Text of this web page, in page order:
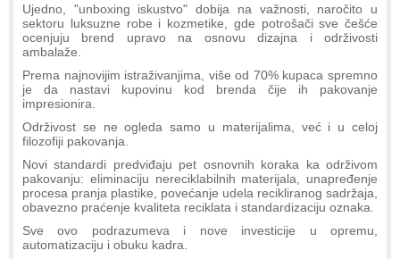
Ujedno, "unboxing iskustvo" dobija na važnosti, naročito u
sektoru luksuzne robe i kozmetike, gde potrošači sve češće
ocenjuju brend upravo na osnovu dizajna i održivosti
ambalaže.
Prema najnovijim istraživanjima, više od 70% kupaca spremno
je da nastavi kupovinu kod brenda čije ih pakovanje
impresionira.
Održivost se ne ogleda samo u materijalima, već i u celoj
filozofiji pakovanja.
Novi standardi predviđaju pet osnovnih koraka ka održivom
pakovanju: eliminaciju nereciklabilnih materijala, unapređenje
procesa pranja plastike, povećanje udela recikliranog sadržaja,
obavezno praćenje kvaliteta reciklata i standardizaciju oznaka.
Sve ovo podrazumeva i nove investicije u opremu,
automatizaciju i obuku kadra.